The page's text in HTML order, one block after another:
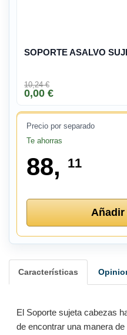
SOPORTE ASALVO
10,24 €
0,00 €
Precio por separado
Te ahorras
88, 11
Características
El Soporte sujeta cabezas
de encontrar una manera